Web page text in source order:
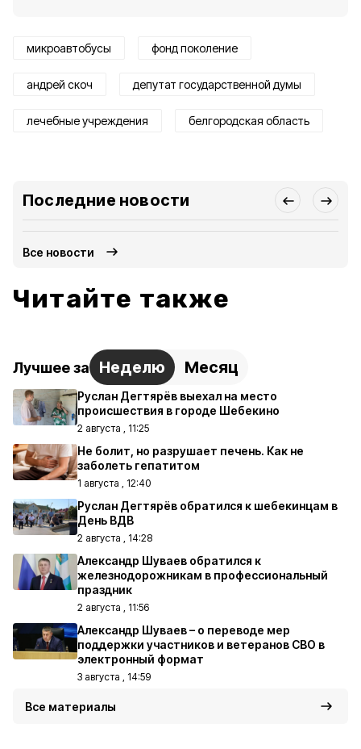
микроавтобусы фонд поколение
андрей скоч депутат государственной думы
лечебные учреждения белгородская область
Последние новости
Все новости
Читайте также
Лучшее за Неделю Месяц
Руслан Дегтярёв выехал на место
происшествия в городе Шебекино
2 августа , 11:25
Не болит, но разрушает печень. Как не
заболеть гепатитом
1 августа , 12:40
Руслан Дегтярёв обратился к шебекинцам в
День ВДВ
2 августа , 14:28
Александр Шуваев обратился к
железнодорожникам в профессиональный
праздник
2 августа , 11:56
Александр Шуваев – о переводе мер
поддержки участников и ветеранов СВО в
электронный формат
3 августа , 14:59
Все материалы